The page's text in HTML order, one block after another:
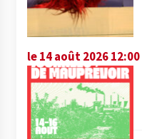
le 14 août 2026 12:00